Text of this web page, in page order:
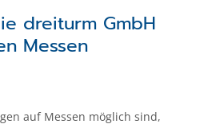
dreiturm GmbH
Messen
auf Messen möglich sind,